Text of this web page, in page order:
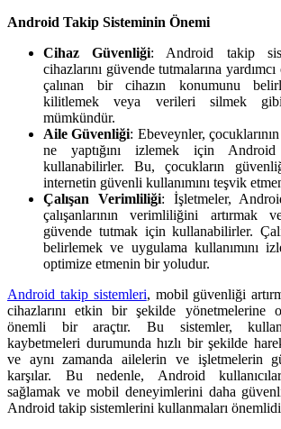
Android Takip Sisteminin Önemi
Cihaz Güvenliği: Android takip
cihazlarını güvende tutmalarına
çalınan bir cihazın konumunu
kilitlemek veya verileri silmek
mümkündür.
Aile Güvenliği: Ebeveynler,
ne yaptığını izlemek için
kullanabilirler. Bu, çocukların
internetin güvenli kullanımını teşvik
Çalışan Verimliliği: İşletmeler,
çalışanlarının verimliliğini artırmak
güvende tutmak için kullanabilirler.
belirlemek ve uygulama kullanımını
optimize etmenin bir yoludur.
Android takip sistemleri, mobil güvenliği
cihazlarını etkin bir şekilde yönetmelerine
önemli bir araçtır. Bu sistemler,
kaybetmeleri durumunda hızlı bir şekilde
ve aynı zamanda ailelerin ve işletmelerin
karşılar. Bu nedenle, Android
sağlamak ve mobil deneyimlerini daha
Android takip sistemlerini kullanmaları